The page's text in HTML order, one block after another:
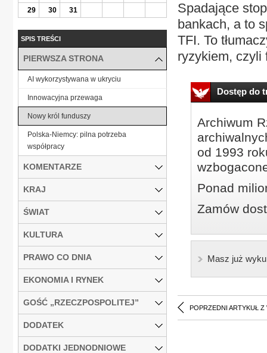
Spadające
bankach, a to
TFI. To
ryzykiem, czyli
Dostęp do
Archiwum
od 1993
Ponad
Zamów
Masz już
POPRZEDNI ARTYKUŁ Z
29
30 31
SPIS TREŚCI
PIERWSZA STRONA
AI wykorzystywana w ukryciu
Innowacyjna przewaga
Nowy król funduszy
Polska-Niemcy: pilna potrzeba
współpracy
KOMENTARZE
KRAJ
ŚWIAT
KULTURA
PRAWO CO DNIA
EKONOMIA I RYNEK
GOŚĆ „RZECZPOSPOLITEJ”
DODATEK
DODATKI JEDNODNIOWE